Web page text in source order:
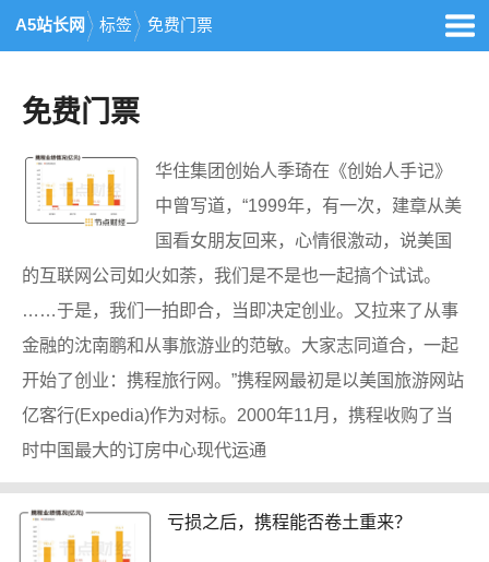
A5站长网 标签 免费门票
免费门票
华住集团创始人季琦在《创始人手记》
中曾写道，“1999年，有一次，建章从美
国看女朋友回来，心情很激动，说美国
的互联网公司如火如荼，我们是不是也一起搞个试试。
……于是，我们一拍即合，当即决定创业。又拉来了从事
金融的沈南鹏和从事旅游业的范敏。大家志同道合，一起
开始了创业：携程旅行网。”携程网最初是以美国旅游网站
亿客行(Expedia)作为对标。2000年11月，携程收购了当
时中国最大的订房中心现代运通
亏损之后，携程能否卷土重来？